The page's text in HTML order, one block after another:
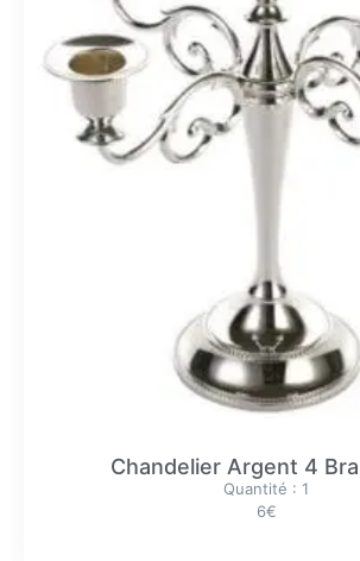
Chandelier Argent 4
Quantité : 1
6€